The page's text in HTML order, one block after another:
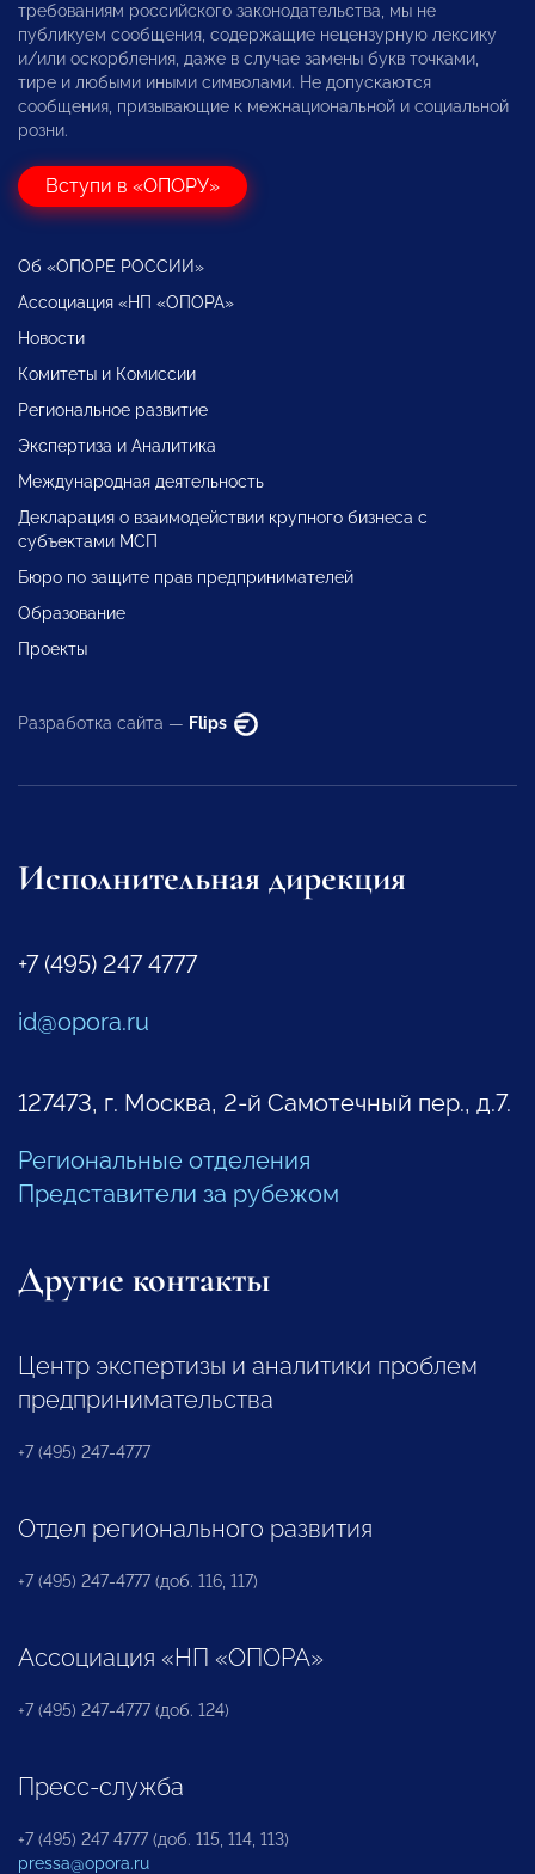
требованиям российского законодательства, мы не
публикуем сообщения, содержащие нецензурную лексику
и/или оскорбления, даже в случае замены букв точками,
тире и любыми иными символами. Не допускаются
сообщения, призывающие к межнациональной и социальной
розни.
Вступи в «ОПОРУ»
Об «ОПОРЕ РОССИИ»
Ассоциация «НП «ОПОРА»
Новости
Комитеты и Комиссии
Региональное развитие
Экспертиза и Аналитика
Международная деятельность
Декларация о взаимодействии крупного бизнеса с
субъектами МСП
Бюро по защите прав предпринимателей
Образование
Проекты
Разработка сайта — Flips
Исполнительная дирекция
+7 (495) 247 4777
id@opora.ru
127473, г. Москва, 2-й Самотечный пер., д.7.
Региональные отделения
Представители за рубежом
Другие контакты
Центр экспертизы и аналитики проблем
предпринимательства
+7 (495) 247-4777
Отдел регионального развития
+7 (495) 247-4777 (доб. 116, 117)
Ассоциация «НП «ОПОРА»
+7 (495) 247-4777 (доб. 124)
Пресс-служба
+7 (495) 247 4777 (доб. 115, 114, 113)
pressa@opora.ru